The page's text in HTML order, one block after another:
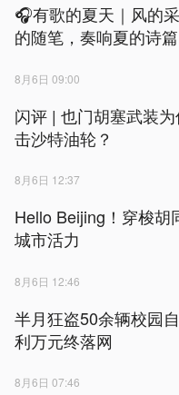
🎧有歌的夏天｜风的
的随笔，奏响夏的诗篇
8月6日 09:00
闪评 | 也门胡塞武装
击沙特油轮？
8月6日 12:37
Hello Beijing！穿梭胡
城市活力
8月6日 12:46
半月狂盗50余辆校园
利万元终落网
8月6日 07:46